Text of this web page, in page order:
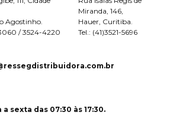
Agostinho.
3060 / 3524-4220
Miranda, 146,
Hauer, Curitiba.
Tel.: (41)3521-5696
a sexta das 07:30 às 17:30.